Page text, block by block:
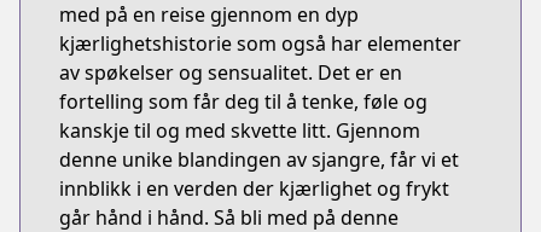
med på en reise gjennom en dyp
kjærlighetshistorie som også har elementer
av spøkelser og sensualitet. Det er en
fortelling som får deg til å tenke, føle og
kanskje til og med skvette litt. Gjennom
denne unike blandingen av sjangre, får vi et
innblikk i en verden der kjærlighet og frykt
går hånd i hånd. Så bli med på denne